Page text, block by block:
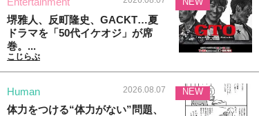
堺雅人、反町隆史、GACKT…夏
ドラマを「50代イケオジ」が席
巻。...
こじらぶ
Human 2026.08.07
体力をつける“体力がない”問題、
NEW